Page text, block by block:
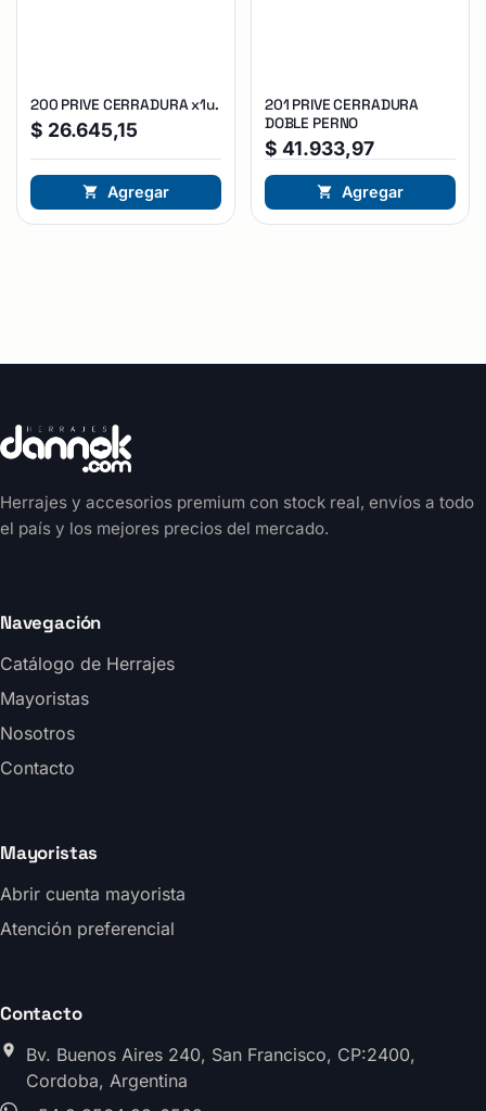
200 PRIVE CERRADURA x1u.
$ 26.645,15
Agregar
201 PRIVE CERRADURA
DOBLE PERNO
$ 41.933,97
Agregar
Herrajes y accesorios premium con stock real, envíos a todo
el país y los mejores precios del mercado.
Navegación
Catálogo de Herrajes
Mayoristas
Nosotros
Contacto
Mayoristas
Abrir cuenta mayorista
Atención preferencial
Contacto
Bv. Buenos Aires 240, San Francisco, CP:2400,
Cordoba, Argentina